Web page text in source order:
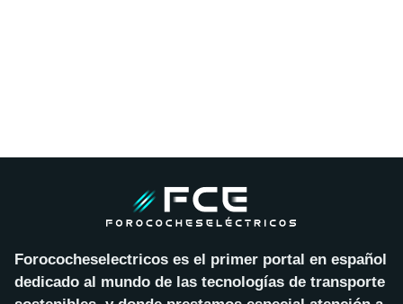
Forococheselectricos es el primer portal en español
dedicado al mundo de las tecnologías de transporte